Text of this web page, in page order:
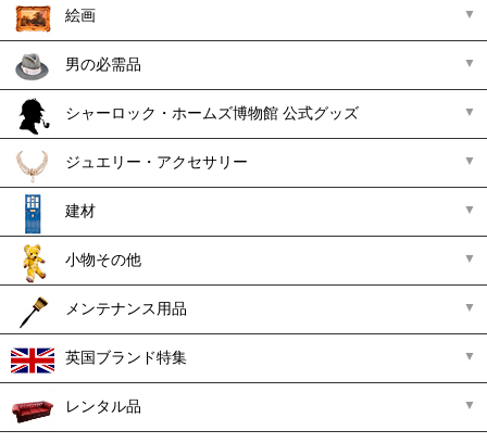
絵画
男の必需品
シャーロック・ホームズ博物館 公式グッズ
ジュエリー・アクセサリー
建材
小物その他
メンテナンス用品
英国ブランド特集
レンタル品